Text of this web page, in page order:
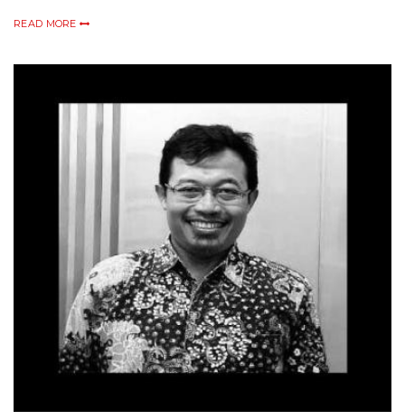
READ MORE